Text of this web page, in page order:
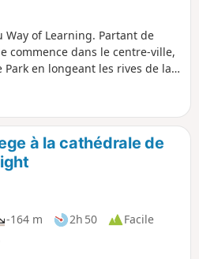
of Learning. Partant de
commence dans le centre-ville,
en longeant les rives de la
de la rivière avant de
jusqu'au village de Great
l'itinéraire suit des chemins
à travers les bois
à la cathédrale de
-164 m 2h 50
Facile